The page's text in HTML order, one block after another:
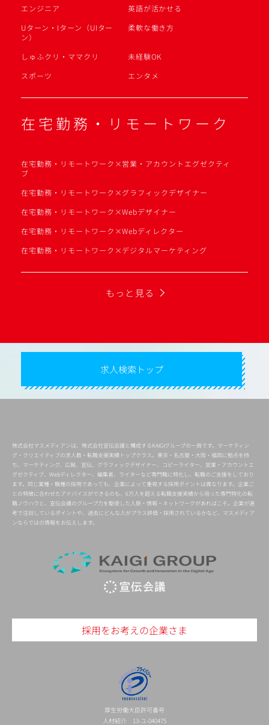
エンジニア
英語が活かせる
Uターン・Iターン（UIター
ン）
柔軟な働き方
しゅふクリ・ママクリ
未経験OK
スポーツ
エンタメ
在宅勤務・リモートワーク
在宅勤務・リモートワーク×営業・アカウントエグゼクティ
ブ
在宅勤務・リモートワーク×グラフィックデザイナー
在宅勤務・リモートワーク×Webデザイナー
在宅勤務・リモートワーク×Webディレクター
在宅勤務・リモートワーク×デジタルマーケティング
もっと見る
求人検索トップ
株式会社マスメディアンは、株式会社宣伝会議と構成するKAIGIグループの一員です。マーケティン
グ・クリエイティブの求人数・転職支援実績トップクラス。東京・名古屋・大阪・福岡に拠点を持
ち、マーケティング、広報、宣伝、グラフィックデザイナー、コピーライター、営業・アカウントエ
グゼクティブ、Webディレクター、編集者、ライターなど専門職に特化し、転職のご支援をしており
ます。同じ業種・職種の採用であっても、企業によって重視する採用ポイントは異なります。企業ご
との特徴に合わせたアドバイスができるのも、6万人を超える転職支援実績から培った専門特化の転
職ノウハウと、宣伝会議のグループ力を駆使した人脈・情報・ネットワークがあればこそ。企業が選
考で注目しているポイントや、過去にどんな人がプラス評価・採用されているかなど、マスメディア
ンならではの情報をお伝えします。
採用をお考えの企業さま
厚生労働大臣許可番号
人材紹介 13-ユ-040475